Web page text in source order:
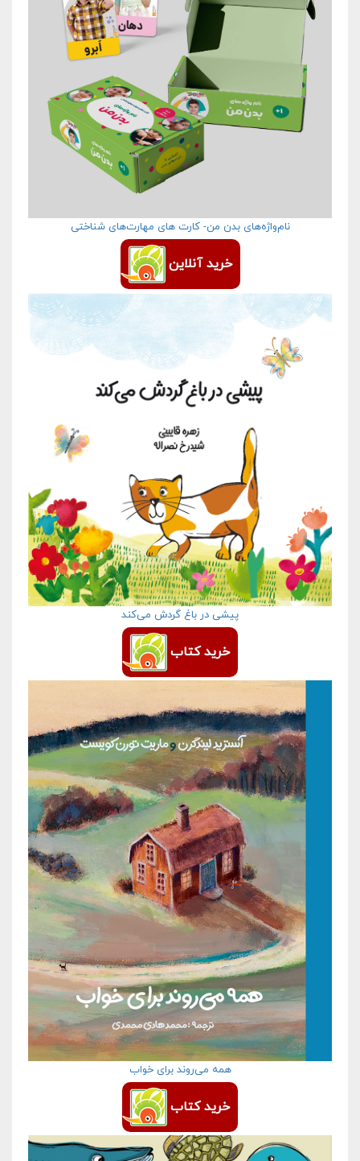
نام‌واژه‌های بدن من- کارت های مهارت‌های شناختی
خرید آنلاین
پیشی در باغ گردش می­‌کند
خرید کتاب
همه می‌روند برای خواب
خرید کتاب